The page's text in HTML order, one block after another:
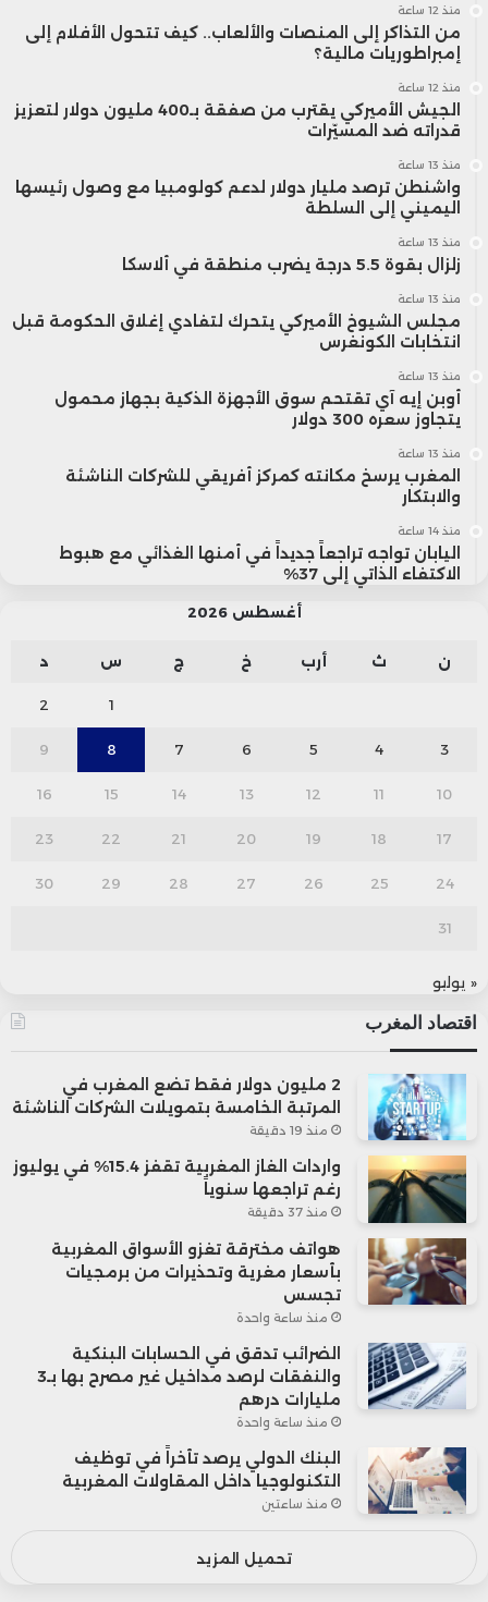
منذ 12 ساعة
من التذاكر إلى المنصات والألعاب.. كيف تتحول الأفلام إلى
إمبراطوريات مالية؟
منذ 12 ساعة
الجيش الأميركي يقترب من صفقة بـ400 مليون دولار لتعزيز
قدراته ضد المسيّرات
منذ 13 ساعة
واشنطن ترصد مليار دولار لدعم كولومبيا مع وصول رئيسها
اليميني إلى السلطة
منذ 13 ساعة
زلزال بقوة 5.5 درجة يضرب منطقة في ألاسكا
منذ 13 ساعة
مجلس الشيوخ الأميركي يتحرك لتفادي إغلاق الحكومة قبل
انتخابات الكونغرس
منذ 13 ساعة
أوبن إيه آي تقتحم سوق الأجهزة الذكية بجهاز محمول
يتجاوز سعره 300 دولار
منذ 13 ساعة
المغرب يرسخ مكانته كمركز أفريقي للشركات الناشئة
والابتكار
منذ 14 ساعة
اليابان تواجه تراجعاً جديداً في أمنها الغذائي مع هبوط
الاكتفاء الذاتي إلى 37%
أغسطس 2026
ن ث أرب خ ج س د
1
2
3
4
5
6
7
8
9
10
11
12
13
14
15
16
17
18
19
20
21
22
23
24
25
26
27
28
29
30
31
« يوليو
اقتصاد المغرب
2 مليون دولار فقط تضع المغرب في
المرتبة الخامسة بتمويلات الشركات الناشئة
منذ 19 دقيقة
واردات الغاز المغربية تقفز 15.4% في يوليوز
رغم تراجعها سنوياً
منذ 37 دقيقة
هواتف مخترقة تغزو الأسواق المغربية
بأسعار مغرية وتحذيرات من برمجيات
تجسس
منذ ساعة واحدة
الضرائب تدقق في الحسابات البنكية
والنفقات لرصد مداخيل غير مصرح بها بـ3
مليارات درهم
منذ ساعة واحدة
البنك الدولي يرصد تأخراً في توظيف
التكنولوجيا داخل المقاولات المغربية
منذ ساعتين
تحميل المزيد